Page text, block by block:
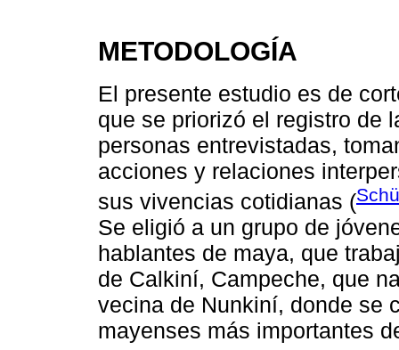
METODOLOGÍA
El presente estudio es de
que se priorizó el registro de
personas entrevistadas,
acciones y relaciones
sus vivencias cotidianas (
Se eligió a un grupo de
hablantes de maya, que
de Calkiní, Campeche, que
vecina de Nunkiní, donde se
mayenses más importantes